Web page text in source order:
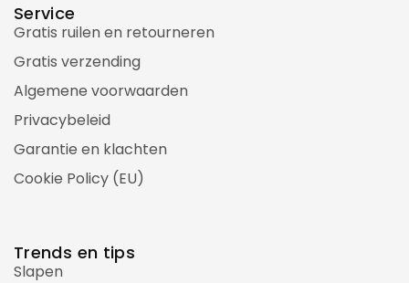
Service
Gratis ruilen en retourneren
Gratis verzending
Algemene voorwaarden
Privacybeleid
Garantie en klachten
Cookie Policy (EU)
Trends en tips
Slapen